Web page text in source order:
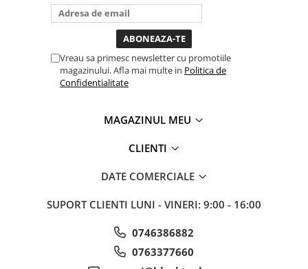
bagi la priza nu mai ai treaba
toata ziua ,ce...
Vreau sa primesc newsletter cu promotiile
magazinului. Afla mai multe in Politica de
Confidentialitate
MAGAZINUL MEU
CLIENTI
DATE COMERCIALE
SUPORT CLIENTI LUNI - VINERI: 9:00 - 16:00
0746386882
0763377660